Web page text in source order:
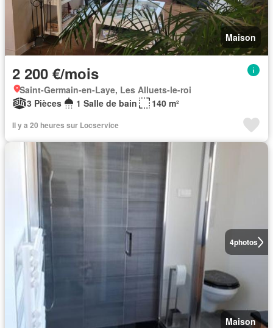
Maison
2 200 €/mois
Saint-Germain-en-Laye, Les Alluets-le-roi
3 Pièces
1 Salle de bain 140 m²
Il y a 20 heures sur Locservice
4photos
Maison